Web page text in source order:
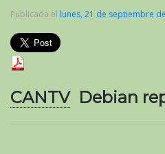
Publicada el lunes, 21 de septiembre
CANTVDebian